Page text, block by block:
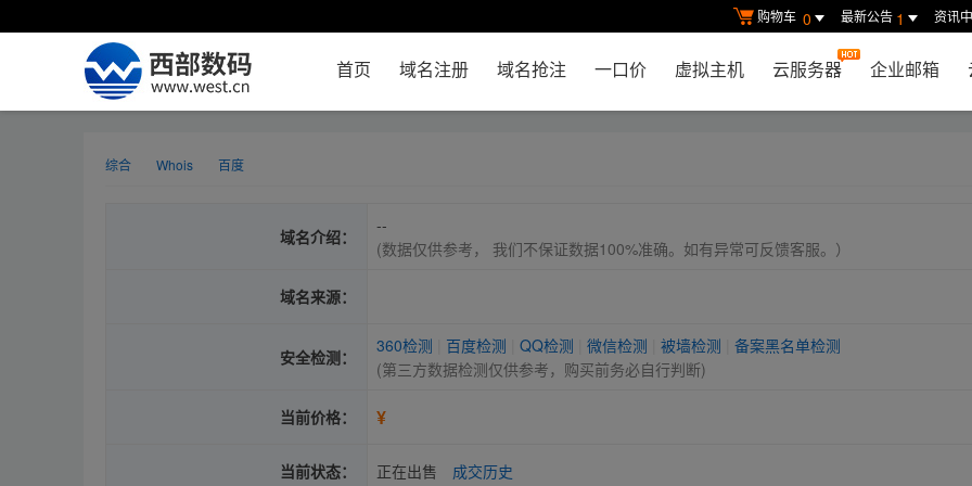
购物车 0 最新公告 1 资讯
首页 域名注册 域名抢注 一口价 虚拟主机 云服务器 企业邮箱
综合 Whois 百度
域名介绍：
--
(数据仅供参考， 我们不保证数据100%准确。如有异常可反馈客服。）
域名来源：
安全检测：
360检测 百度检测 QQ检测 微信检测 被墙检测
备案黑名单检测
(第三方数据检测仅供参考，购买前务必自行判断)
当前价格： ¥
当前状态： 正在出售 成交历史